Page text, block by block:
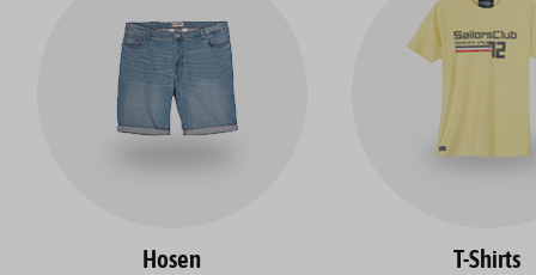
Hosen T-Shirts